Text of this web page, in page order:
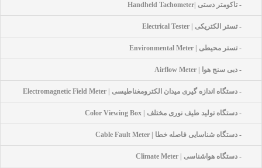
- تاکومتر دستی |Handheld Tachometer
- تستر الکتریکی | Electrical Tester
- تستر محیطی | Environmental Meter
- دبی سنج هوا | Airflow Meter
- دستگاه اندازه گیری میدان الکترومغناطیسی | Electromagnetic Field Meter
- دستگاه تولید طیف نوری مختلف | Color Viewing Box
- دستگاه شناسایی فاصله خطا | Cable Fault Meter
- دستگاه هواشناسی | Climate Meter